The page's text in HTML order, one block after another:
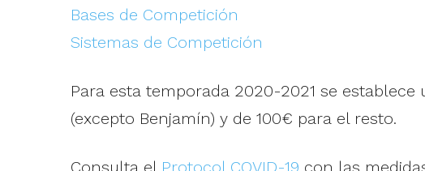
Bases de Competición
Sistemas de Competición
Para esta temporada 2020-2021 se establece
(excepto Benjamín) y de 100€ para el resto.
Consulta el Protocol COVID-19 con las